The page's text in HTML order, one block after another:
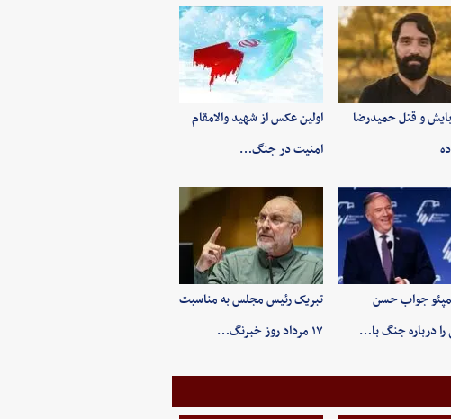
و قتل حمیدرضا
اولین عکس از شهید والامقام
امنیت در جنگ…
جواب حسن
را درباره جنگ با…
تبریک رئیس مجلس به مناسبت
۱۷ مرداد روز خبرنگ…